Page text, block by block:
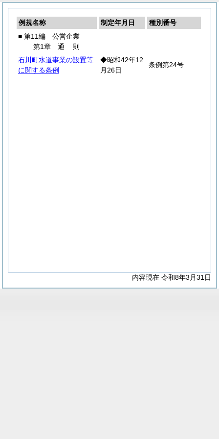
例規名称 制定年月日
種別番号
■ 第11編 公営企業
第1章 通 則
石川町水道事業の設置等
に関する条例
◆昭和42年12
月26日
条例第24号
内容現在 令和8年3月31日